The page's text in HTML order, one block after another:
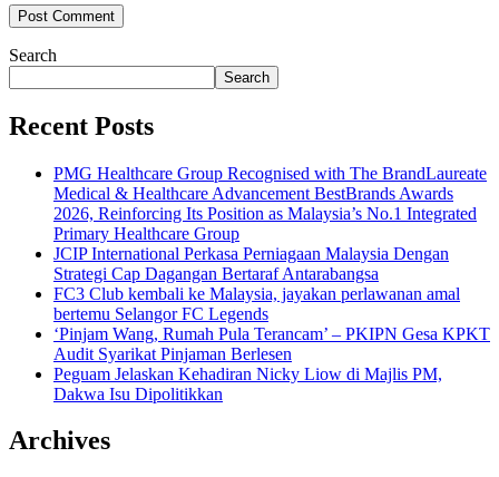
Search
Search
Recent Posts
PMG Healthcare Group Recognised with The BrandLaureate
Medical & Healthcare Advancement BestBrands Awards
2026, Reinforcing Its Position as Malaysia’s No.1 Integrated
Primary Healthcare Group
JCIP International Perkasa Perniagaan Malaysia Dengan
Strategi Cap Dagangan Bertaraf Antarabangsa
FC3 Club kembali ke Malaysia, jayakan perlawanan amal
bertemu Selangor FC Legends
‘Pinjam Wang, Rumah Pula Terancam’ – PKIPN Gesa KPKT
Audit Syarikat Pinjaman Berlesen
Peguam Jelaskan Kehadiran Nicky Liow di Majlis PM,
Dakwa Isu Dipolitikkan
Archives